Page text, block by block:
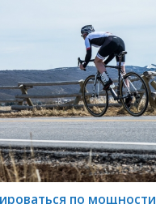
по мощности